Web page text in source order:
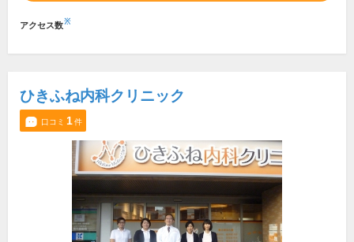
アクセス数※
ひきふね内科クリニック
口コミ 1件